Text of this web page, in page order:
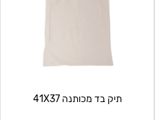
תיק בד מכותנה 41X37